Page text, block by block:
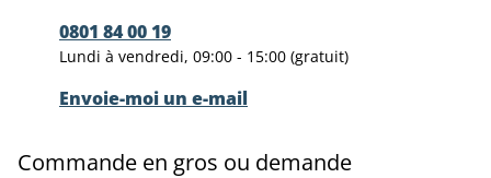
0801 84 00 19
Lundi à vendredi, 09:00 - 15:00 (gratuit)
Envoie-moi un e-mail
Commande en gros ou demande